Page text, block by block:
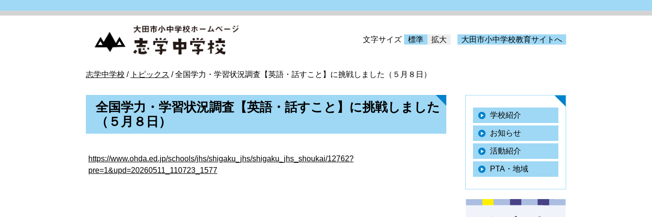
文字サイズ 標準 拡大 大田市小中学校教育サイトへ
現
の
志学中学校 / トピックス /全国学力・学習状況調査【英語・話すこと】に挑戦しました（５月８日）
全国学力・学習状況調査【英語・話すこと】に挑戦しました
（５月８日）
https://www.ohda.ed.jp/schools/jhs/shigaku_jhs/shigaku_jhs_shoukai/12762?
pre=1&upd=20260511_110723_1577
学校紹介
お知らせ
活動紹介
PTA・地域